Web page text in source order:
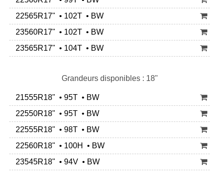
22565R17" • 102T • BW
23560R17" • 102T • BW
23565R17" • 104T • BW
Grandeurs disponibles : 18"
21555R18" • 95T • BW
22550R18" • 95T • BW
22555R18" • 98T • BW
22560R18" • 100H • BW
23545R18" • 94V • BW